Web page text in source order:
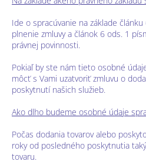
Ide o spracúvanie na základe
plnenie zmluvy a článok 6 ods. 1
právnej povinnosti.
Pokiaľ by ste nám tieto osobné
môcť s Vami uzatvoriť zmluvu o
poskytnutí našich služieb.
Ako dlho budeme osobné údaje
Počas dodania tovarov alebo
roky od posledného poskytnutia
tovaru.